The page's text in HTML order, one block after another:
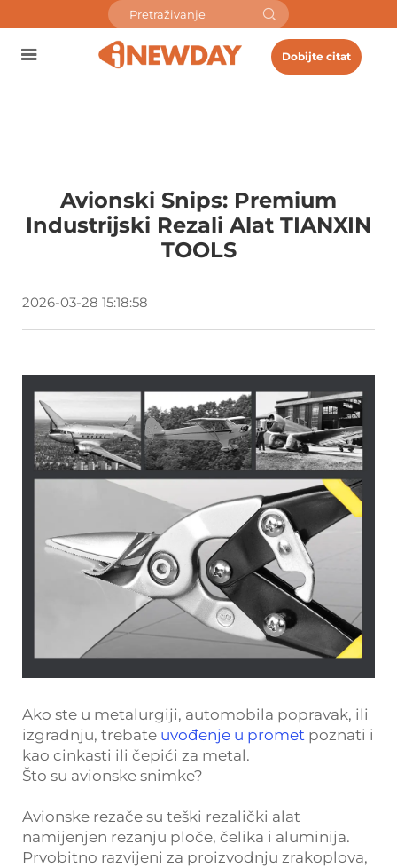
Dobijte citat
Avionski Snips: Premium
Industrijski Rezali Alat TIANXIN
TOOLS
2026-03-28 15:18:58
Ako ste u metalurgiji, automobila popravak, ili
izgradnju, trebate uvođenje u promet poznati i
kao cinkasti ili čepići za metal.
Što su avionske snimke?
Avionske rezače su teški rezalički alat
namijenjen rezanju ploče, čelika i aluminija.
Prvobitno razvijeni za proizvodnju zrakoplova,